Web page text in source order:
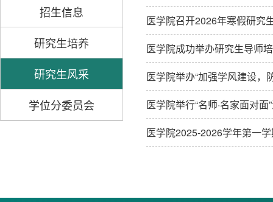
招生信息
研究生培养
研究生风采
学位分委员会
医学院召开2026年寒假研究
医学院成功举办研究生导师
医学院举办“加强学风建设，
医学院举行“名师·名家面对面
医学院2025-2026学年第一